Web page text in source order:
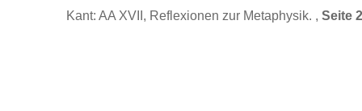
Kant: AA XVII, Reflexionen zur Metaphysik. , Seite